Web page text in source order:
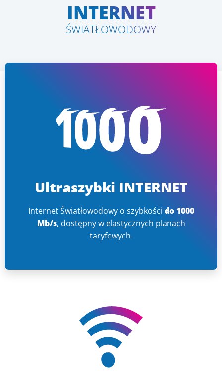
INTERNET
ŚWIATŁOWODOWY
Ultraszybki INTERNET
Internet Światłowodowy o szybkości do 1000
Mb/s, dostępny w elastycznych planach
taryfowych.